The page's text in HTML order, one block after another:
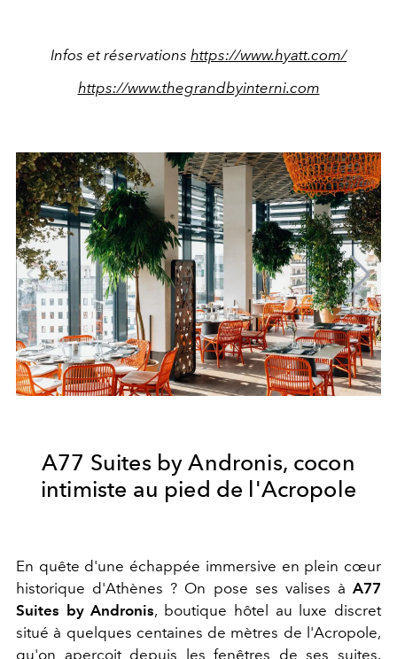
Infos et réservations https://www.hyatt.com/
https://www.thegrandbyinterni.com
A77 Suites by Andronis, cocon
intimiste au pied de l'Acropole
En quête d'une échappée immersive en plein cœur
historique d'Athènes ? On pose ses valises à A77
Suites by Andronis, boutique hôtel au luxe discret
situé à quelques centaines de mètres de l'Acropole,
qu'on apercoit depuis les fenêtres de ses suites.